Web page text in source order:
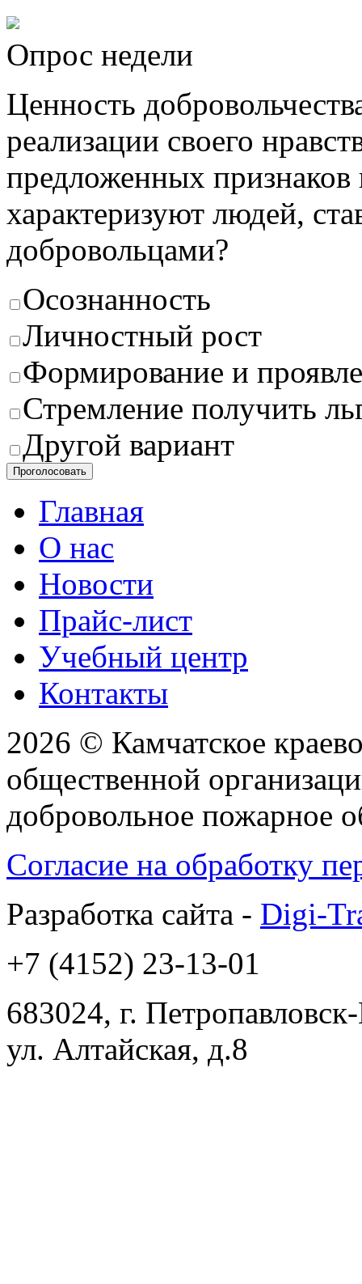
Опрос недели
Ценность
реализации своего
предложенных признаков
характеризуют людей,
добровольцами?
Осознанность
Личностный рост
Формирование и
Стремление получить
Другой вариант
Проголосовать
Главная
О нас
Новости
Прайс-лист
Учебный центр
Контакты
2026 © Камчатское
общественной
добровольное пожарное
Согласие на обработку
Разработка сайта - Digi-
+7 (4152) 23-13-01
683024, г.
ул. Алтайская, д.8